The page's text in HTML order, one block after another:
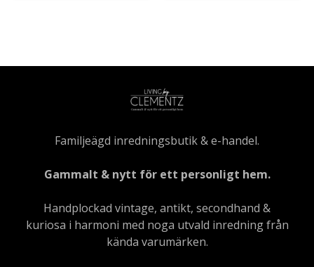
Familjeägd inredningsbutik & e-handel.
Gammalt & nytt för ett personligt hem.
Handplockad vintage, antikt, secondhand &
kuriosa i harmoni med noga utvald inredning från
kända varumärken.